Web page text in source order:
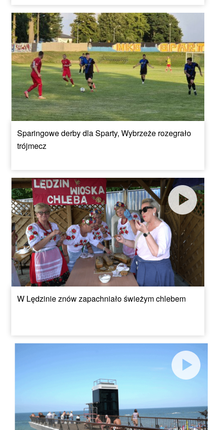
Sparingowe derby dla Sparty, Wybrzeże rozegrało
trójmecz
W Lędzinie znów zapachniało świeżym chlebem